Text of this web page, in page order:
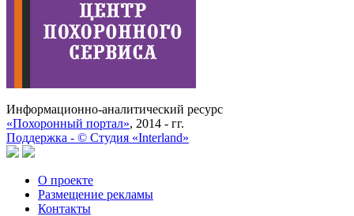
Информационно-аналитический ресурс
«Похоронный портал», 2014 - гг.
Поддержка - © Cтудия «Interland»
О проекте
Размещение рекламы
Контакты